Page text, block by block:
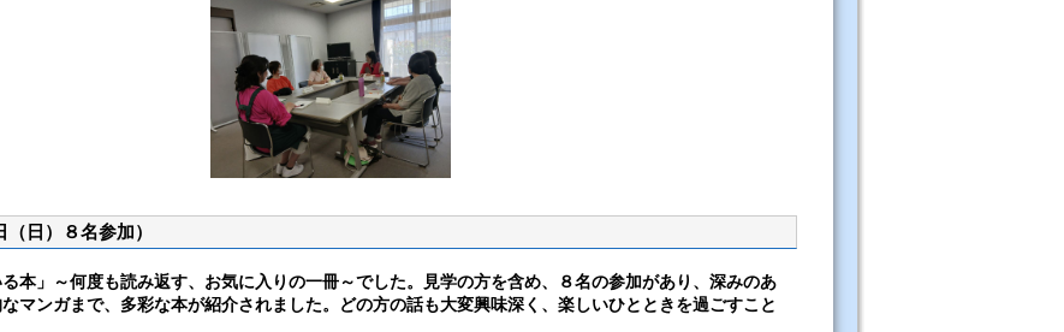
日）８名参加）
本」～何度も読み返す、お気に入りの一冊～でした。見学の方を含め、８名の参加があり、深みのあ
マンガまで、多彩な本が紹介されました。どの方の話も大変興味深く、楽しいひとときを過ごすこと